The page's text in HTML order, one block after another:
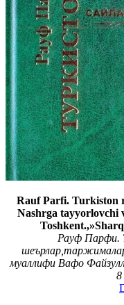
Rauf Parfi. Turkiston
Nashrga tayyorlovchi
Рауф Парфи.
муаллифи Вафо
8